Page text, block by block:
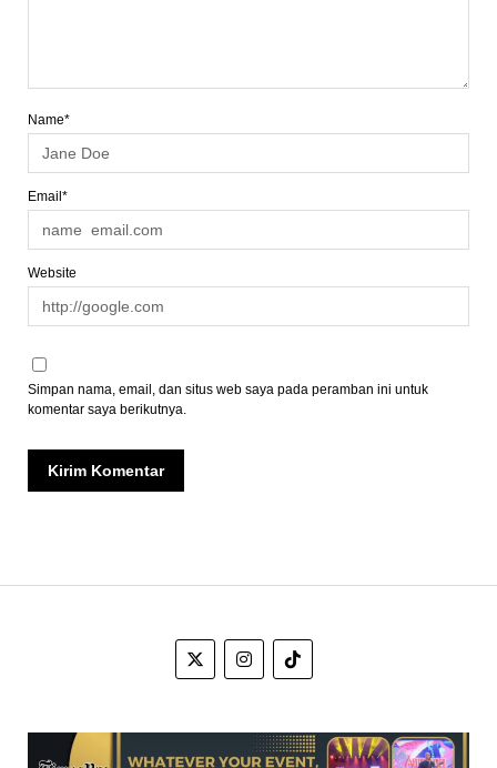
Name*
Email*
Website
Simpan nama, email, dan situs web saya pada peramban ini untuk
komentar saya berikutnya.